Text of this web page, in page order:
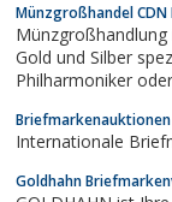
Münzgroßhandel CDN
Münzgroßhandlung in Freiburg, die
Gold und Silber
Philharmoniker oder American
Internationale
Goldhahn